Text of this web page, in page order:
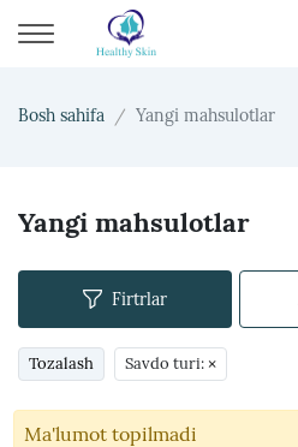
Bosh sahifa Yangi mahsulotlar
Yangi mahsulotlar
Firtrlar
Tozalash Savdo turi: ×
Ma'lumot topilmadi